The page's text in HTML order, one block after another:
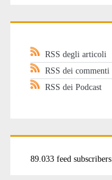
RSS degli articoli
RSS dei commenti
RSS dei Podcast
89.033 feed subscribers